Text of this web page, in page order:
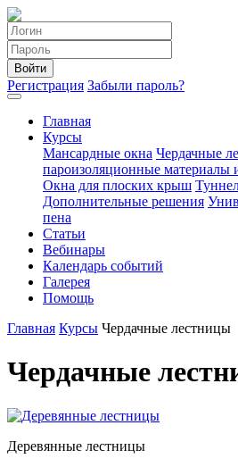
Войти
Регистрация Забыли пароль?
Главная
Курсы
Мансардные окна Чердачные
пароизоляционные материалы
Окна для плоских крыш
Дополнительные решения
пена
Статьи
Вебинары
Календарь событий
Галерея
Помощь
Главная Курсы Чердачные лестницы
Чердачные
Деревянные лестницы